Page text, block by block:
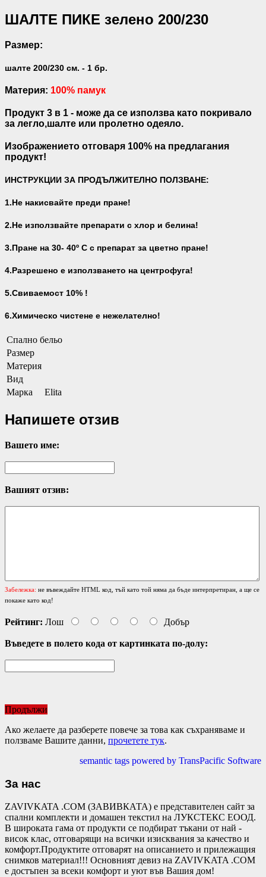
ШАЛТЕ ПИКЕ зелено 200/230
Размер:
шалте 200/230 см. - 1 бр.
Материя: 100% памук
Продукт 3 в 1 - може да се използва като покривало
за легло,шалте или пролетно одеяло.
Изображението отговаря 100% на предлагания
продукт!
ИНСТРУКЦИИ ЗА ПРОДЪЛЖИТЕЛНО ПОЛЗВАНЕ:
1.Не накисвайте преди пране!
2.Не използвайте препарати с хлор и белина!
3.Пране на 30- 40º С с препарат за цветно пране!
4.Разрешено е използването на центрофуга!
5.Свиваемост 10% !
6.Химическо чистене е нежелателно!
Спално бельо
Размер
Материя
Вид
Марка
Elita
Напишете отзив
Вашето име:
Вашият отзив:
Забележка: не въвеждайте HTML код, тъй като той няма да бъде интерпретиран, а ще се
покаже като код!
Рейтинг: Лош Добър
Въведете в полето кода от картинката по-долу:
Продължи
Ако желаете да разберете повече за това как съхраняваме и
ползваме Вашите данни, прочетете тук.
semantic tags powered by TransPacific Software
За нас
ZAVIVKATA .COM (ЗАВИВКАТА) е представителен сайт за
спални комплекти и домашен текстил на ЛУКСТЕКС ЕООД.
В широката гама от продукти се подбират тъкани от най -
висок клас, отговарящи на всички изисквания за качество и
комфорт.Продуктите отговарят на описанието и прилежащия
снимков материал!!! Основният девиз на ZAVIVKATA .COM
е достъпен за всеки комфорт и уют във Вашия дом!